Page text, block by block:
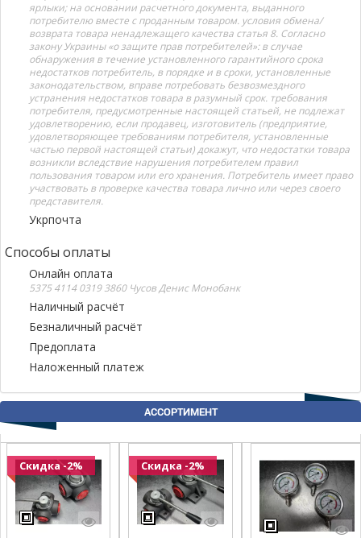
ярлыки; на основании расчетного документа, выданного
потребителю вместе с проданным товаром. условия обмена/
возврата товара ненадлежащего качества статья 8. Согласно
закону Украины «о защите прав потребителей»: в случае
обнаружения в течение установленного гарантийного срока
недостатков потребитель, в порядке и в сроки, установленные
законодательством, вправе потребовать безвозмездного
устранения недостатков товара в разумный срок. требования
потребителя, предусмотренные настоящей статьей, не подлежат
удовлетворению, если продавец, изготовитель (предприятие,
удовлетворяющее требованиям потребителя, установленные
частью первой настоящей статьи) докажут, что недостатки товара
возникли вследствие нарушения потребителем правил
пользования товаром или его хранения. Потребитель имеет право
участвовать в проверке качества товара лично или через своего
представителя.
Укрпочта
Способы оплаты
Онлайн оплата
5375 4114 0319 3860 Чусов Денис Монобанк
Наличный расчёт
Безналичный расчёт
Предоплата
Наложенный платеж
АССОРТИМЕНТ
Скидка -2% Скидка -2%